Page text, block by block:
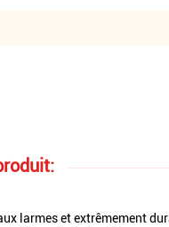
larmes et extrêmement